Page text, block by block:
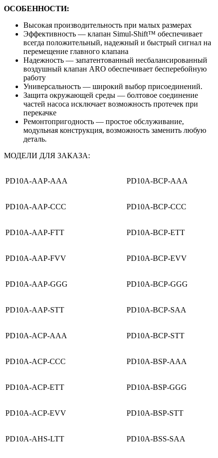
ОСОБЕННОСТИ:
Высокая производительность при малых размерах
Эффективность — клапан Simul-Shift™ обеспечивает
всегда положительный, надежный и быстрый сигнал на
перемещение главного клапана
Надежность — запатентованный несбалансированный
воздушный клапан ARO обеспечивает бесперебойную
работу
Универсальность — широкий выбор присоединений.
Защита окружающей среды — болтовое соединение
частей насоса исключает возможность протечек при
перекачке
Ремонтопригодность — простое обслуживание,
модульная конструкция, возможность заменить любую
деталь.
МОДЕЛИ ДЛЯ ЗАКАЗА:
PD10A-AAP-AAA PD10A-BCP-AAA
PD10A-AAP-CCC PD10A-BCP-CCC
PD10A-AAP-FTT PD10A-BCP-ETT
PD10A-AAP-FVV PD10A-BCP-EVV
PD10A-AAP-GGG PD10A-BCP-GGG
PD10A-AAP-STT PD10A-BCP-SAA
PD10A-ACP-AAA PD10A-BCP-STT
PD10A-ACP-CCC PD10A-BSP-AAA
PD10A-ACP-ETT PD10A-BSP-GGG
PD10A-ACP-EVV PD10A-BSP-STT
PD10A-AHS-LTT PD10A-BSS-SAA